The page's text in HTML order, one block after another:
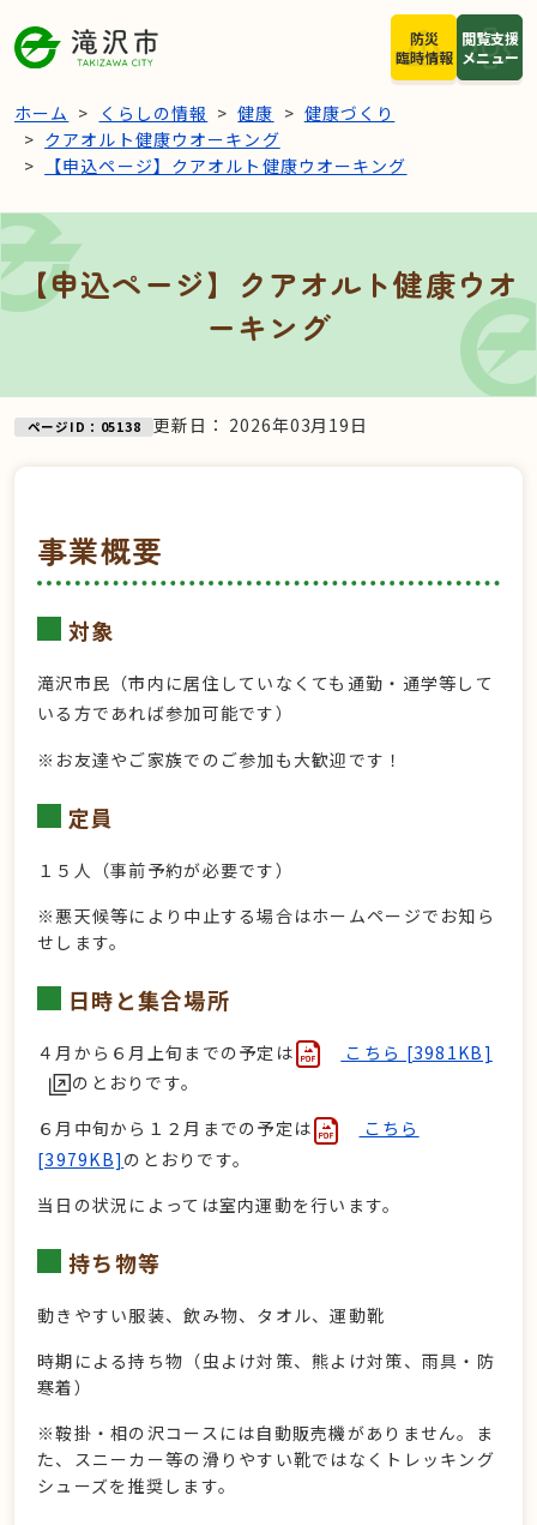
閲覧支援
メニュー
防災
臨時情報
ホーム くらしの情報 健康
健康づくり
クアオルト健康ウオーキング
【申込ページ】クアオルト健康ウオーキング
【申込ページ】クアオルト健康ウオ
ーキング
ページID：05138 更新日： 2026年03月19日
事業概要
対象
滝沢市民（市内に居住していなくても通勤・通学等して
いる方であれば参加可能です）
※お友達やご家族でのご参加も大歓迎です！
定員
１５人（事前予約が必要です）
※悪天候等により中止する場合はホームページでお知ら
せします。
日時と集合場所
４月から６月上旬までの予定は
こちら [3981KB]
のとおりです。
６月中旬から１２月までの予定は
こちら
[3979KB] のとおりです。
当日の状況によっては室内運動を行います。
持ち物等
動きやすい服装、飲み物、タオル、運動靴
時期による持ち物（虫よけ対策、熊よけ対策、雨具・ 防
寒着）
※鞍掛・相の沢コースには自動販売機がありません。ま
た、スニーカー等の滑りやすい靴ではなくトレッキング
シューズを推奨します。